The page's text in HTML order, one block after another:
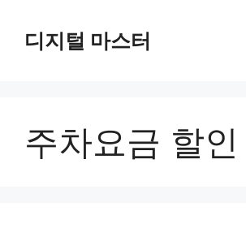
디지털 마스터
주차요금 할인